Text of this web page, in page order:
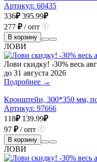
Артикул: 60435
336₽ 395.99₽
277 ₽/ опт
В корзину
ЛОВИ
Лови скидку! -30% весь
до 31 августа 2026
Подробнее →
Кронштейн, 300*350 мм,
Артикул: 97666
118₽ 139.99₽
97 ₽/ опт
В корзину
ЛОВИ